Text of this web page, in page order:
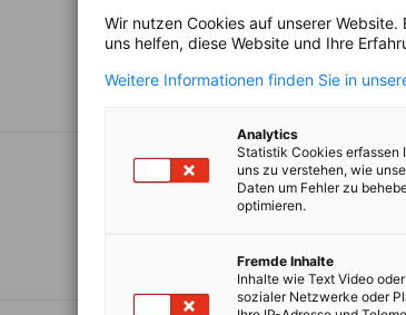
German-Finnish
AHK EVENT
Jetzt registrieren
Wir nutzen Cookies auf unserer
uns helfen, diese Website und Ihre
Weitere Informationen finden Sie in
Analytics
Statistik Cookies erfassen
uns zu verstehen, wie
Daten um Fehler zu
optimieren.
Fremde Inhalte
Inhalte wie Text Video
sozialer Netzwerke oder